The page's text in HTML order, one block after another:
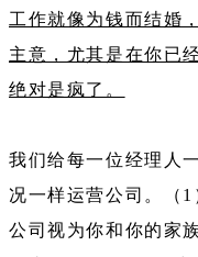
工作就像为钱而结婚
主意，尤其是在你已
绝对是疯了。
我们给每一位经理人
况一样运营公司。（
公司视为你和你的家